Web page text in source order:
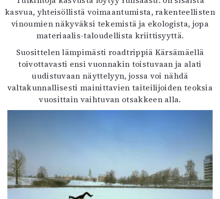
kasvua, yhteisöllistä voimaantumista, rakenteellisten
vinoumien näkyväksi tekemistä ja ekologista, jopa
materiaalis-taloudellista kriittisyyttä.
Suosittelen lämpimästi roadtrippiä Kärsämäellä
toivottavasti ensi vuonnakin toistuvaan ja alati
uudistuvaan näyttelyyn, jossa voi nähdä
valtakunnallisesti mainittavien taiteilijoiden teoksia
vuosittain vaihtuvan otsakkeen alla.